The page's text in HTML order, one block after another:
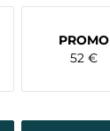
PROMO
52 €